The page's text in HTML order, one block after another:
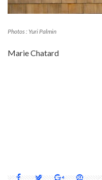
Photos : Yuri Palmin
Marie Chatard